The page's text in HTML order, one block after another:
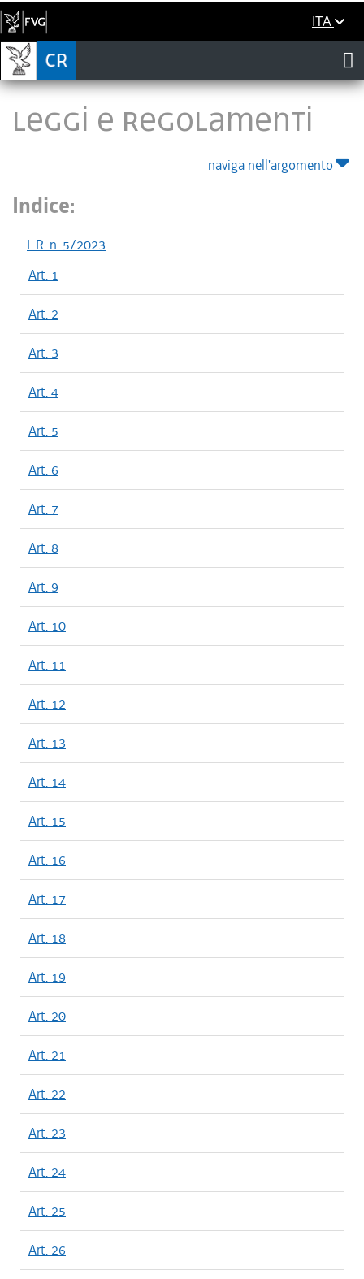
ITA
LEGGI E REGOLAMENTI
naviga nell'argomento
Indice:
L.R. n. 5/2023
Art. 1
Art. 2
Art. 3
Art. 4
Art. 5
Art. 6
Art. 7
Art. 8
Art. 9
Art. 10
Art. 11
Art. 12
Art. 13
Art. 14
Art. 15
Art. 16
Art. 17
Art. 18
Art. 19
Art. 20
Art. 21
Art. 22
Art. 23
Art. 24
Art. 25
Art. 26